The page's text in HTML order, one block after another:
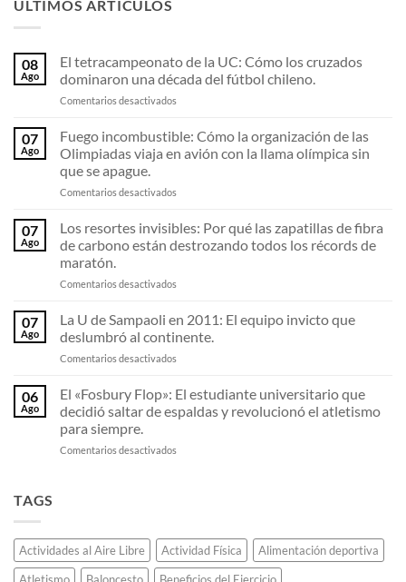
ÚLTIMOS ARTÍCULOS
08
Ago
El tetracampeonato de la UC: Cómo los cruzados
dominaron una década del fútbol chileno.
Comentarios desactivados
tetracampeonato
de
la
Cómo
cruzados
dominaron
una
del
chileno.
07
Ago
Fuego incombustible: Cómo la organización de las
Olimpiadas viaja en avión con la llama olímpica sin
que se apague.
Comentarios desactivados
incombustible:
Cómo
la
de
Olimpiadas
en
avión
la
llama
olímpica
que
07
Ago
Los resortes invisibles: Por qué las zapatillas de fibra
de carbono están destrozando todos los récords de
maratón.
Comentarios desactivados
resortes
invisibles:
Por
qué
zapatillas
fibra
carbono
de
maratón.
07
Ago
La U de Sampaoli en 2011: El equipo invicto que
deslumbró al continente.
Comentarios desactivados
U
de
Sampaoli
2011:
al
continente.
06
Ago
El «Fosbury Flop»: El estudiante universitario que
decidió saltar de espaldas y revolucionó el atletismo
para siempre.
Comentarios desactivados
universitario
que
decidió
TAGS
Actividades al Aire Libre Actividad Física
Alimentación deportiva